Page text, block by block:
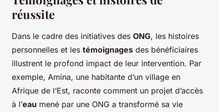
réussite
Dans le cadre des initiatives des ONG, les histoires
personnelles et les témoignages des bénéficiaires
illustrent le profond impact de leur intervention. Par
exemple, Amina, une habitante d’un village en
Afrique de l’Est, raconte comment un projet d’accès
à l’eau mené par une ONG a transformé sa vie